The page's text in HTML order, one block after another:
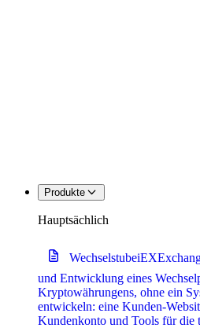
Produkte
Hauptsächlich
Wechselstube
und Entwicklung eines
Kryptowährungens, ohne ein
entwickeln: eine Kunden-
Kundenkonto und Tools für die